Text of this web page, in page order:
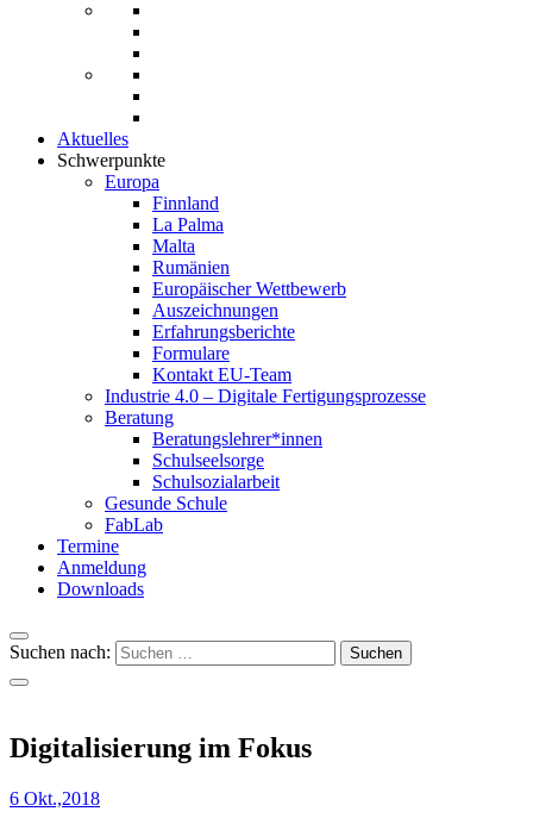
Aktuelles
Schwerpunkte
Europa
Finnland
La Palma
Malta
Rumänien
Europäischer Wettbewerb
Auszeichnungen
Erfahrungsberichte
Formulare
Kontakt EU-Team
Industrie 4.0 – Digitale Fertigungsprozesse
Beratung
Beratungslehrer*innen
Schulseelsorge
Schulsozialarbeit
Gesunde Schule
FabLab
Termine
Anmeldung
Downloads
Suchen nach:
Digitalisierung im Fokus
6 Okt.,2018